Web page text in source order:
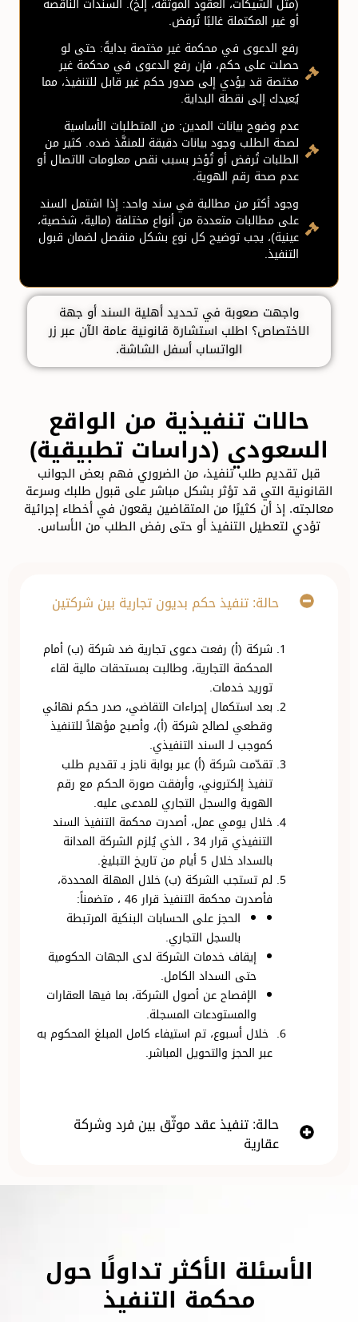
أو غير المكتملة غالبًا تُرفض.
رفع الدعوى في محكمة غير مختصة بدايةً: حتى لو
حصلت على حكم، فإن رفع الدعوى في محكمة غير
مختصة قد يؤدي إلى صدور حكم غير قابل للتنفيذ، مما
يُعيدك إلى نقطة البداية.
عدم وضوح بيانات المدين: من المتطلبات الأساسية
لصحة الطلب وجود بيانات دقيقة للمنفَّذ ضده. كثير من
الطلبات تُرفض أو تُؤخر بسبب نقص معلومات الاتصال أو
عدم صحة رقم الهوية.
وجود أكثر من مطالبة في سند واحد: إذا اشتمل السند
على مطالبات متعددة من أنواع مختلفة (مالية، شخصية،
عينية)، يجب توضيح كل نوع بشكل منفصل لضمان قبول
التنفيذ.
واجهت صعوبة في تحديد أهلية السند أو جهة
الاختصاص؟ اطلب استشارة قانونية عامة الآن عبر زر
الواتساب أسفل الشاشة.
حالات تنفيذية من الواقع
السعودي (دراسات تطبيقية)
قبل تقديم طلب تنفيذ، من الضروري فهم بعض الجوانب
القانونية التي قد تؤثر بشكل مباشر على قبول طلبك وسرعة
معالجته. إذ أن كثيرًا من المتقاضين يقعون في أخطاء إجرائية
تؤدي لتعطيل التنفيذ أو حتى رفض الطلب من الأساس.
حالة: تنفيذ حكم بديون تجارية بين شركتين
شركة (أ) رفعت دعوى تجارية ضد شركة (ب) أمام
المحكمة التجارية، وطالبت بمستحقات مالية لقاء
توريد خدمات.
بعد استكمال إجراءات التقاضي، صدر حكم نهائي
وقطعي لصالح شركة (أ)، وأصبح مؤهلاً للتنفيذ
كموجب لـ السند التنفيذي.
تقدّمت شركة (أ) عبر بوابة ناجز بـ تقديم طلب
تنفيذ إلكتروني، وأرفقت صورة الحكم مع رقم
الهوية والسجل التجاري للمدعى عليه.
خلال يومي عمل، أصدرت محكمة التنفيذ السند
التنفيذي قرار 34 ، الذي يُلزم الشركة المدانة
بالسداد خلال 5 أيام من تاريخ التبليغ.
لم تستجب الشركة (ب) خلال المهلة المحددة،
فأصدرت محكمة التنفيذ قرار 46 ، متضمناً:
الحجز على الحسابات البنكية المرتبطة
بالسجل التجاري.
إيقاف خدمات الشركة لدى الجهات الحكومية
حتى السداد الكامل.
الإفصاح عن أصول الشركة، بما فيها العقارات
والمستودعات المسجلة.
خلال أسبوع، تم استيفاء كامل المبلغ المحكوم به
عبر الحجز والتحويل المباشر.
حالة: تنفيذ عقد موثّق بين فرد وشركة
عقارية
الأسئلة الأكثر تداولًا حول
محكمة التنفيذ